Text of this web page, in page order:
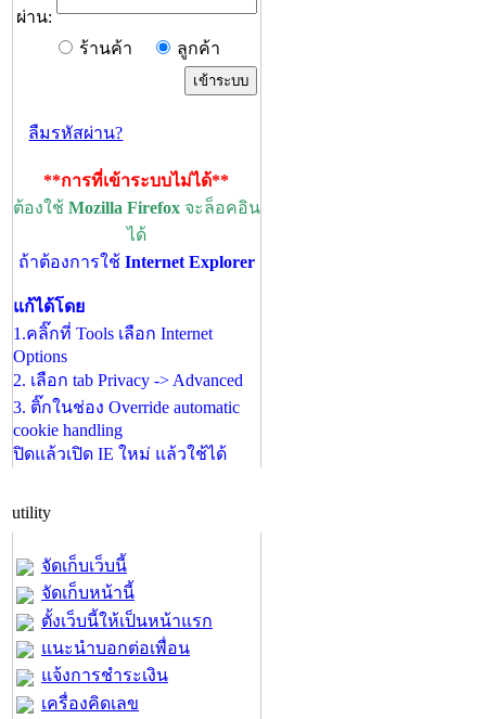
ผ่าน:
ร้านค้า
ลูกค้า
ลืมรหัสผ่าน?
**การที่เข้าระบบไม่ได้**
ต้องใช้ Mozilla Firefox จะล็อคอิน
ได้
ถ้าต้องการใช้ Internet Explorer
แก้ได้โดย
1.คลิ๊กที่ Tools เลือก Internet
Options
2. เลือก tab Privacy -> Advanced
3. ติ๊กในช่อง Override automatic
cookie handling
ปิดแล้วเปิด IE ใหม่ แล้วใช้ได้
utility
จัดเก็บเว็บนี้
จัดเก็บหน้านี้
ตั้งเว็บนี้ให้เป็นหน้าแรก
แนะนำบอกต่อเพื่อน
แจ้งการชำระเงิน
เครื่องคิดเลข